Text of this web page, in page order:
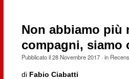
Non abbiamo più
compagni, siamo
Pubblicato il28 Novembre 2017· in
di Fabio Ciabatti